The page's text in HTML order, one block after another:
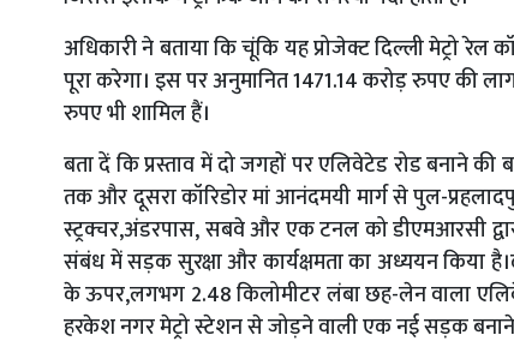
अधिकारी ने बताया कि चूंकि यह प्रोजेक्ट दिल्ली मेट्रो
पूरा करेगा। इस पर अनुमानित 1471.14 करोड़ रुपए की
रुपए भी शामिल हैं।
बता दें कि प्रस्ताव में दो जगहों पर एलिवेटेड रोड बनाने
तक और दूसरा कॉरिडोर मां आनंदमयी मार्ग से पुल-
स्ट्रक्चर,अंडरपास, सबवे और एक टनल को डीएमआरसी
संबंध में सड़क सुरक्षा और कार्यक्षमता का अध्ययन किया
के ऊपर,लगभग 2.48 किलोमीटर लंबा छह-लेन वाला
हरकेश नगर मेट्रो स्टेशन से जोड़ने वाली एक नई सड़क बनाने